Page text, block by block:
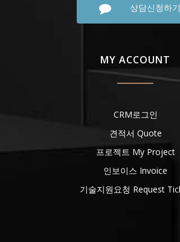
상담신청하기
MY ACCOUNT
CRM로그인
견적서 Quote
프로젝트 My Project
인보이스 Invoice
기술지원요청 Request